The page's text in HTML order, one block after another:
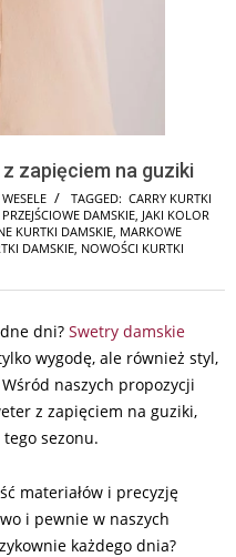
zapięciem na guziki
TAGGED: CARRY KURTKI
DAMSKIE JAKI KOLOR
KURTKI DAMSKIE MARKOWE
DAMSKIE NOWOŚCI KURTKI
dni? Swetry damskie
wygodę, ale również styl,
naszych propozycji
z zapięciem na guziki,
sezonu.
materiałów i precyzję
i pewnie w naszych
każdego dnia?